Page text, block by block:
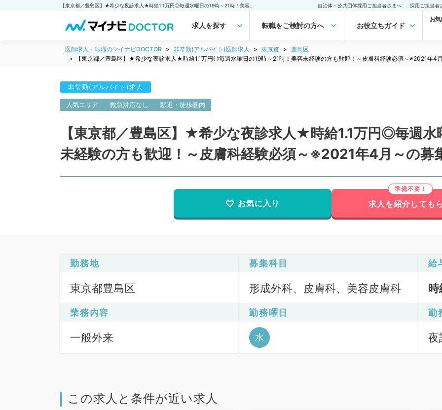
自治体・公共団体採用ご担当者さまへ 採用ご担当者
求人を探す 転職をご検討の方へ お役立ちガイド
お
医師求人・転職のマイナビDOCTOR 非常勤(アルバイト)医師求人 東京都
豊島区
【東京都／豊島区】★希少な夜診求人★時給1.1万円◎毎週水曜日の19時～21時！美容未経験の方も歓迎！～皮膚科経験必須～※2021年4
非常勤(アルバイト)求人
人気エリア 救急対応なし 駅近・徒歩圏内
【東京都／豊島区】★希少な夜診求人★時給1.1万円◎毎週水
未経験の方も歓迎！～皮膚科経験必須～※2021年4月～の募
お気に入り 求人を紹介しても
勤務地
東京都豊島区
募集科目
形成外科、皮膚科、美容皮膚科
給
業務内容
一般外来
勤務曜日
水
勤
夜
この求人と条件が近い求人